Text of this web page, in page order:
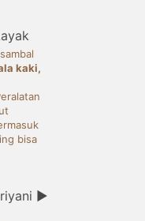
kaki,
bisa
►